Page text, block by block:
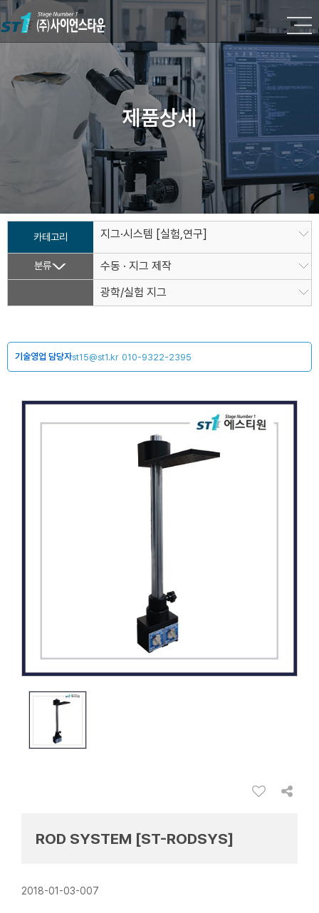
제품상세
카테고리 지그·시스템 [실험,연구]
분류
수동 · 지그 제작
광학/실험 지그
기술영업 담당자st15@st1.kr 010-9322-2395
ROD SYSTEM [ST-RODSYS]
2018-01-03-007